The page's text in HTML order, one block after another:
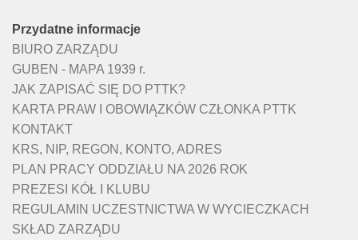
Przydatne informacje
BIURO ZARZĄDU
GUBEN - MAPA 1939 r.
JAK ZAPISAĆ SIĘ DO PTTK?
KARTA PRAW I OBOWIĄZKÓW CZŁONKA PTTK
KONTAKT
KRS, NIP, REGON, KONTO, ADRES
PLAN PRACY ODDZIAŁU NA 2026 ROK
PREZESI KÓŁ I KLUBU
REGULAMIN UCZESTNICTWA W WYCIECZKACH
SKŁAD ZARZĄDU